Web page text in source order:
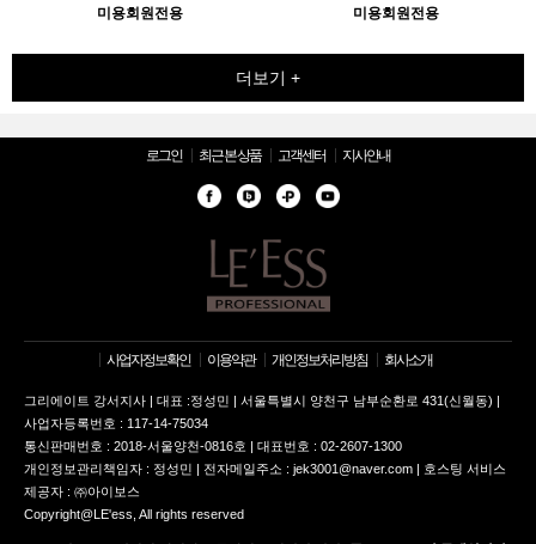
미용회원전용
미용회원전용
더보기 +
로그인 최근 본 상품 고객센터 지사안내
사업자정보확인 이용약관 개인정보처리방침 회사소개
그리에이트 강서지사 | 대표 :정성민 | 서울특별시 양천구 남부순환로 431(신월동) |
사업자등록번호 : 117-14-75034
통신판매번호 : 2018-서울양천-0816호 | 대표번호 : 02-2607-1300
개인정보관리책임자 : 정성민 | 전자메일주소 : jek3001@naver.com | 호스팅 서비스
제공자 : ㈜아이보스
Copyright@LE'ess, All rights reserved